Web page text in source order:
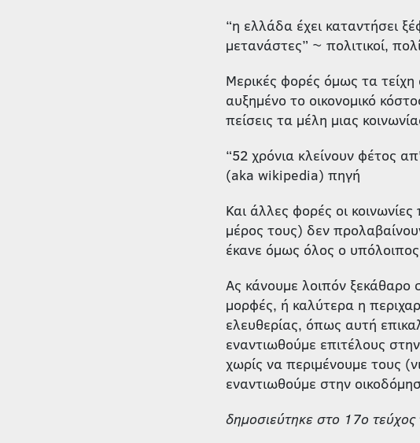
“η ελλάδα έχει καταντήσει
μετανάστες” ~ πολιτικοί,
Μερικές φορές όμως τα
αυξημένο το οικονομικό
πείσεις τα μέλη μιας
“52 χρόνια κλείνουν φέτος
(aka wikipedia) πηγή
Και άλλες φορές οι
μέρος τους) δεν
έκανε όμως όλος ο
Ας κάνουμε λοιπόν ξεκάθαρο
μορφές, ή καλύτερα η
ελευθερίας, όπως αυτή
εναντιωθούμε επιτέλους
χωρίς να περιμένουμε τους
εναντιωθούμε στην
δημοσιεύτηκε στο 17ο